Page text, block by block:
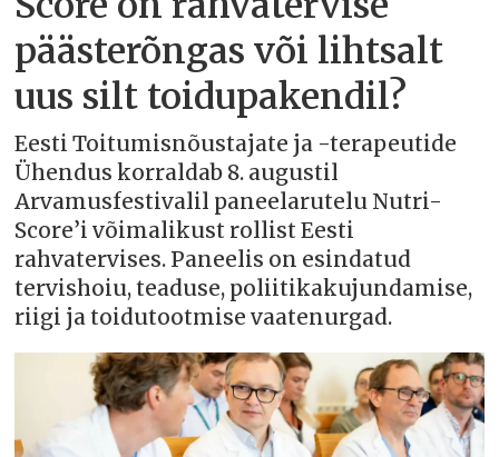
päästerõngas või lihtsalt
uus silt toidupakendil?
Eesti Toitumisnõustajate ja -terapeutide
Ühendus korraldab 8. augustil
Arvamusfestivalil paneelarutelu Nutri-
Score’i võimalikust rollist Eesti
rahvatervises. Paneelis on esindatud
tervishoiu, teaduse, poliitikakujundamise,
riigi ja toidutootmise vaatenurgad.